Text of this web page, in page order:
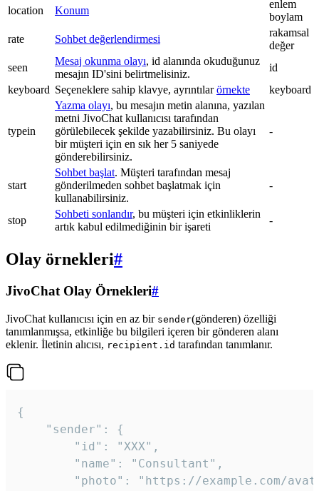
location Konum
enlem
boylam
rate
Sohbet değerlendirmesi
rakamsal
değer
seen
Mesaj okunma olayı, id alanında okuduğunuz
mesajın ID'sini belirtmelisiniz.
id
keyboard Seçeneklere sahip klavye, ayrıntılarörnekte keyboard
typein
Yazma olayı, bu mesajın metin alanına, yazılan
metni JivoChat kullanıcısı tarafından
görülebilecek şekilde yazabilirsiniz. Bu olayı
bir müşteri için en sık her 5 saniyede
gönderebilirsiniz.
-
start
Sohbet başlat. Müşteri tarafından mesaj
gönderilmeden sohbet başlatmak için
kullanabilirsiniz.
-
stop
Sohbeti sonlandır, bu müşteri için etkinliklerin
artık kabul edilmediğinin bir işareti
-
Olay örnekleri#
JivoChat Olay Örnekleri#
JivoChat kullanıcısı için en az bir sender(gönderen) özelliği
tanımlanmışsa, etkinliğe bu bilgileri içeren bir gönderen alanı
eklenir. İletinin alıcısı, recipient.id tarafından tanımlanır.
{